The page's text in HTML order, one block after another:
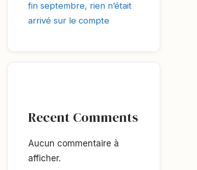
fin septembre, rien n’était
arrivé sur le compte
Recent Comments
Aucun commentaire à
afficher.